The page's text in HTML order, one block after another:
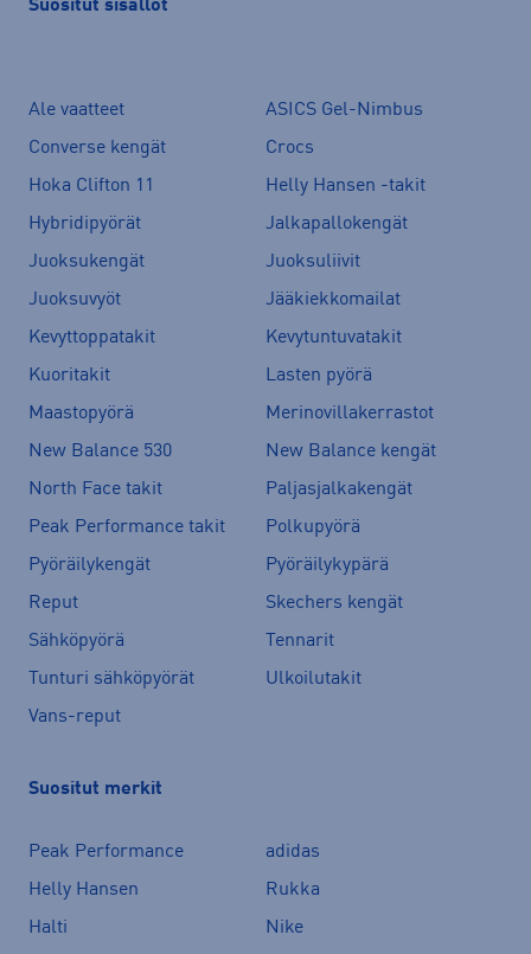
Suositut sisällöt
Ale vaatteet
ASICS Gel-Nimbus
Converse kengät
Crocs
Hoka Clifton 11
Helly Hansen -takit
Hybridipyörät
Jalkapallokengät
Juoksukengät
Juoksuliivit
Juoksuvyöt
Jääkiekkomailat
Kevyttoppatakit
Kevytuntuvatakit
Kuoritakit
Lasten pyörä
Maastopyörä
Merinovillakerrastot
New Balance 530
New Balance kengät
North Face takit
Paljasjalkakengät
Peak Performance takit
Polkupyörä
Pyöräilykengät
Pyöräilykypärä
Reput
Skechers kengät
Sähköpyörä
Tennarit
Tunturi sähköpyörät
Ulkoilutakit
Vans-reput
Suositut merkit
Peak Performance
adidas
Helly Hansen
Rukka
Halti
Nike